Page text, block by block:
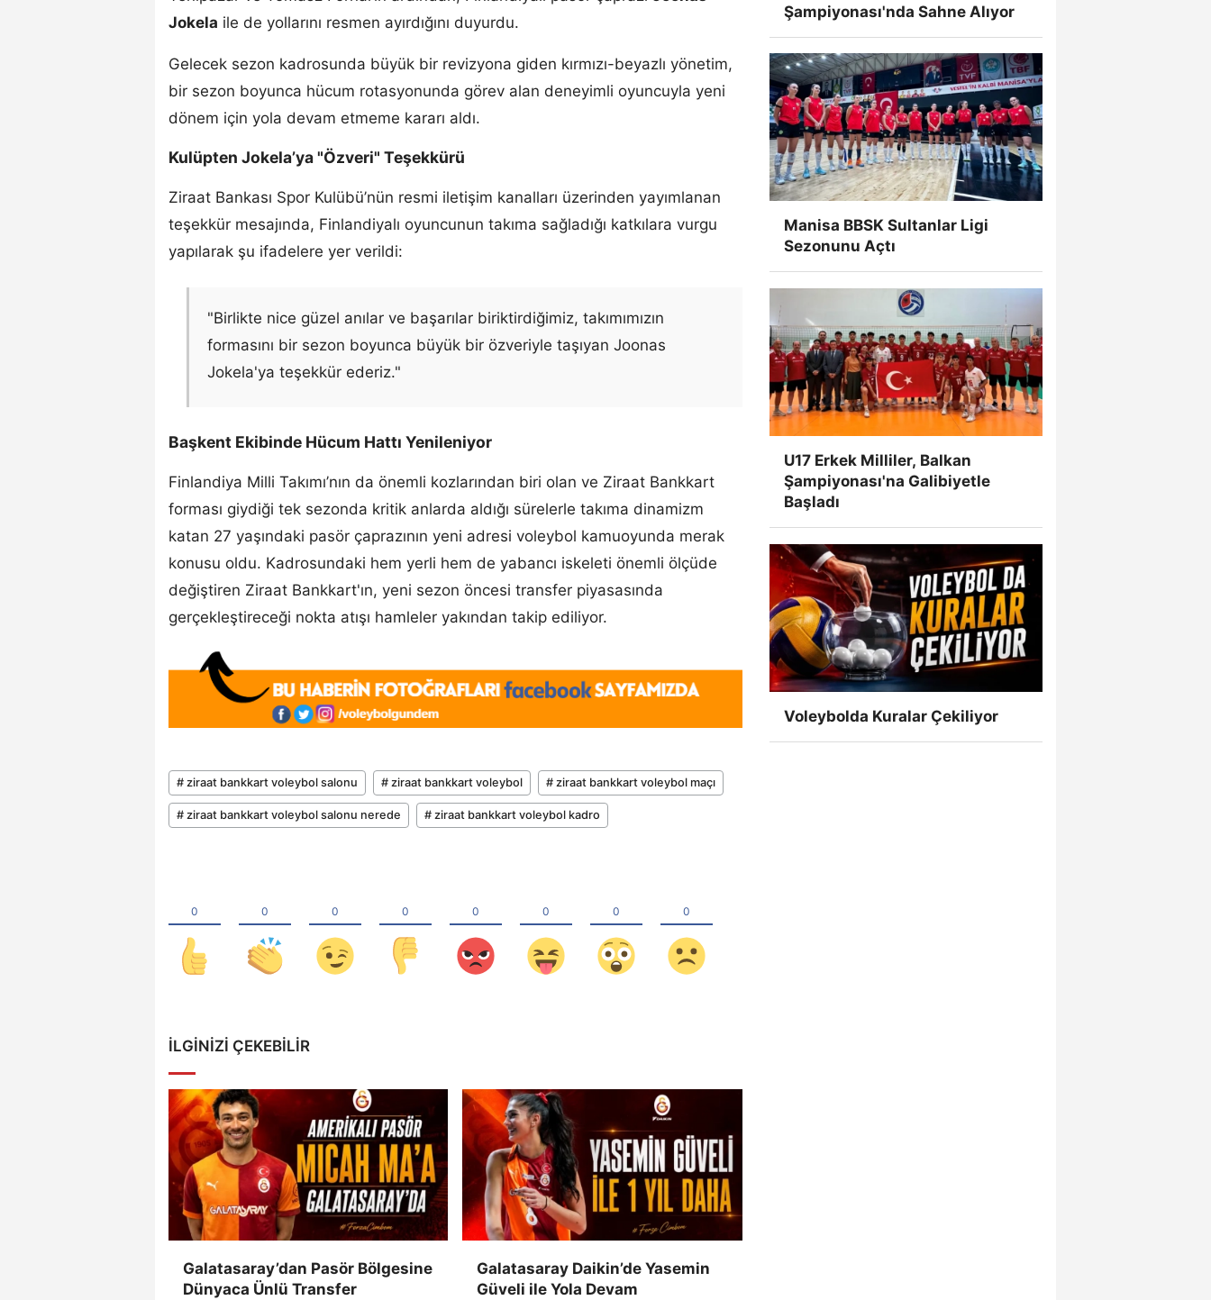
Jokela ile de yollarını resmen ayırdığını duyurdu.
Gelecek sezon kadrosunda büyük bir revizyona giden kırmızı-beyazlı yönetim,
bir sezon boyunca hücum rotasyonunda görev alan deneyimli oyuncuyla yeni
dönem için yola devam etmeme kararı aldı.
Kulüpten Jokela’ya "Özveri" Teşekkürü
Ziraat Bankası Spor Kulübü’nün resmi iletişim kanalları üzerinden yayımlanan
teşekkür mesajında, Finlandiyalı oyuncunun takıma sağladığı katkılara vurgu
yapılarak şu ifadelere yer verildi:
"Birlikte nice güzel anılar ve başarılar biriktirdiğimiz, takımımızın
formasını bir sezon boyunca büyük bir özveriyle taşıyan Joonas
Jokela'ya teşekkür ederiz."
Başkent Ekibinde Hücum Hattı Yenileniyor
Finlandiya Milli Takımı’nın da önemli kozlarından biri olan ve Ziraat Bankkart
forması giydiği tek sezonda kritik anlarda aldığı sürelerle takıma dinamizm
katan 27 yaşındaki pasör çaprazının yeni adresi voleybol kamuoyunda merak
konusu oldu. Kadrosundaki hem yerli hem de yabancı iskeleti önemli ölçüde
değiştiren Ziraat Bankkart'ın, yeni sezon öncesi transfer piyasasında
gerçekleştireceği nokta atışı hamleler yakından takip ediliyor.
# ziraat bankkart voleybol salonu # ziraat bankkart voleybol # ziraat bankkart voleybol maçı
# ziraat bankkart voleybol salonu nerede # ziraat bankkart voleybol kadro
İLGINIZI ÇEKEBILIR
Galatasaray’dan Pasör Bölgesine
Dünyaca Ünlü Transfer
Galatasaray Daikin’de Yasemin
Güveli ile Yola Devam
Şampiyonası'nda Sahne Alıyor
Manisa BBSK Sultanlar Ligi
Sezonunu Açtı
U17 Erkek Milliler, Balkan
Şampiyonası'na Galibiyetle
Başladı
Voleybolda Kuralar Çekiliyor